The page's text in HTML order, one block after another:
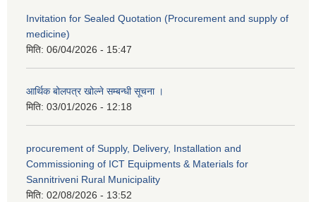
Invitation for Sealed Quotation (Procurement and supply of
medicine)
मिति: 06/04/2026 - 15:47
आर्थिक बोलपत्र खोल्ने सम्बन्धी सूचना ।
मिति: 03/01/2026 - 12:18
procurement of Supply, Delivery, Installation and
Commissioning of ICT Equipments & Materials for
Sannitriveni Rural Municipality
मिति: 02/08/2026 - 13:52